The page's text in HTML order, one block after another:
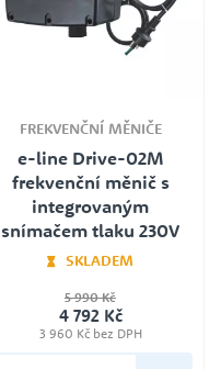
10 079 Kč
FREKVENČNÍ MĚNIČE
e-line Drive-02M
frekvenční měnič s
integrovaným
snímačem tlaku 230V
SKLADEM
5 990 Kč
4 792 Kč
3 960 Kč bez DPH